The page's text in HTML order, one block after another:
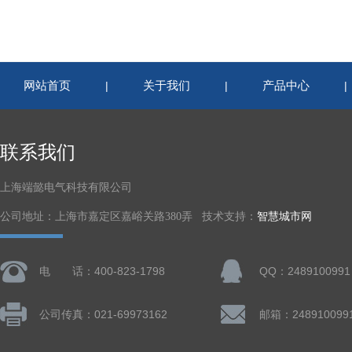
网站首页 | 关于我们 | 产品中心
联系我们
上海端懿电气科技有限公司
公司地址：上海市嘉定区嘉峪关路380弄 技术支持： 智慧城市网
电 话：400-823-1798 QQ：2489100991
公司传真：021-69973162 邮箱：